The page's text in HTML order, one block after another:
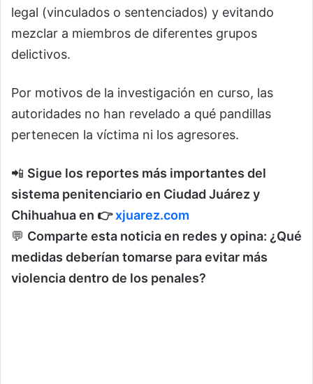
legal (vinculados o sentenciados) y evitando
mezclar a miembros de diferentes grupos
delictivos.
Por motivos de la investigación en curso, las
autoridades no han revelado a qué pandillas
pertenecen la víctima ni los agresores.
📲 Sigue los reportes más importantes del
sistema penitenciario en Ciudad Juárez y
Chihuahua en 👉xjuarez.com
💬 Comparte esta noticia en redes y opina: ¿Qué
medidas deberían tomarse para evitar más
violencia dentro de los penales?